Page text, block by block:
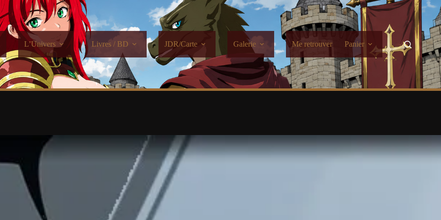
L’Univers Livres / BD JDR/Carte Galerie Me retrouver Panier